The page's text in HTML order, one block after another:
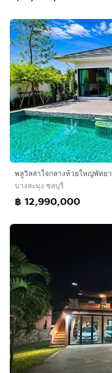
พลูวิลล่าใจกลางห้วยใหญ่พัทยา
บางละมุง ชลบุรี
฿ 12,990,000